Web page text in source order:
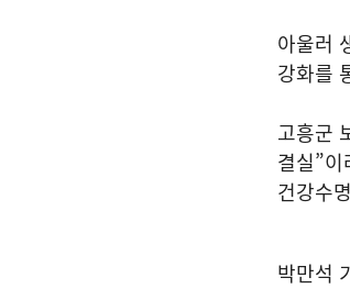
아울러
강화를
고흥군
결실”
건강수
박만석